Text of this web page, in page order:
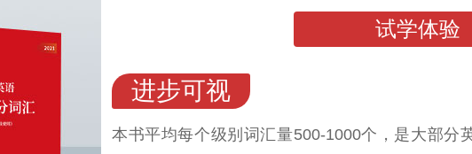
试学体验
进步可视
本书平均每个级别词汇量500-1000个，是大部分